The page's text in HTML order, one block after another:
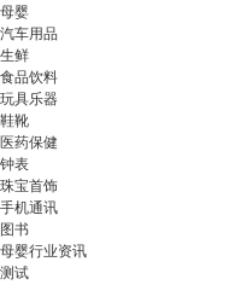
母婴
汽车用品
生鲜
食品饮料
玩具乐器
鞋靴
医药保健
钟表
珠宝首饰
手机通讯
图书
母婴行业资讯
测试